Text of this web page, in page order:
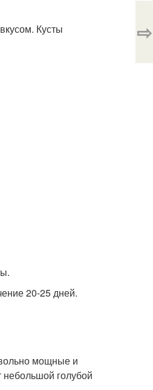
Кусты
20-25 дней.
мощные и
небольшой голубой
⇨